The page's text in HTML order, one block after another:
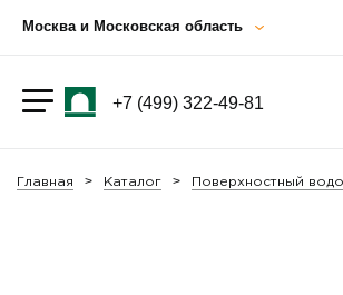
Москва и Московская область
+7 (499) 322-49-81
Главная Каталог Поверхностный